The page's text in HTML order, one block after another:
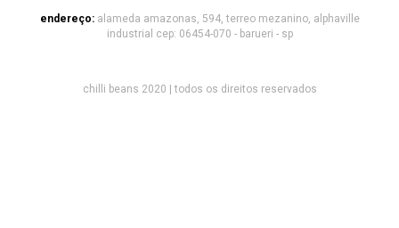
endereço: alameda amazonas, 594, terreo mezanino, alphaville
industrial cep: 06454-070 - barueri - sp
chilli beans 2020 | todos os direitos reservados